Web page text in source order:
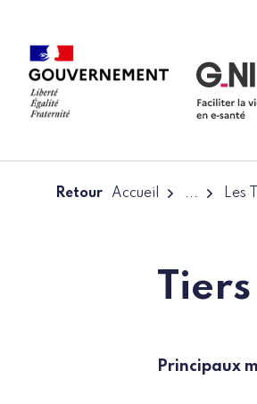
Retour Accueil ... Les
Principaux